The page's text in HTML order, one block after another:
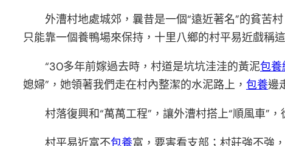
外漕村地處城郊，曩昔是一個“遠近著名”的貧苦
只能靠一個養鴨場來保持，十里八鄉的村平易近戲稱
“30多年前嫁過去時，村道是坑坑洼洼的黃泥包養
媳婦”，她領著我們走在村內整潔的水泥路上， 包養邊
村落復興和“萬萬工程”，讓外漕村搭上“順風車”
村平易近富不包養富，要害看支部；村莊強不強